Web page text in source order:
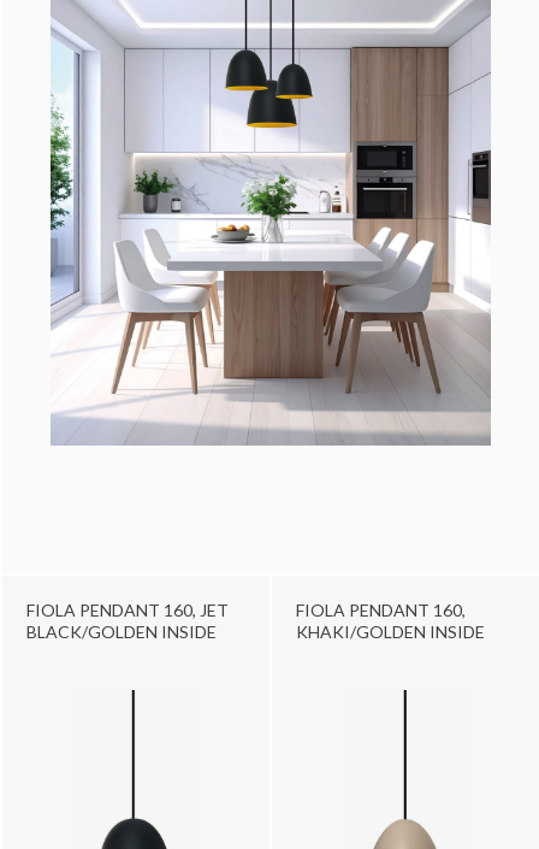
FIOLA PENDANT 160, JET
BLACK/GOLDEN INSIDE
FIOLA PENDANT 160,
KHAKI/GOLDEN INSIDE